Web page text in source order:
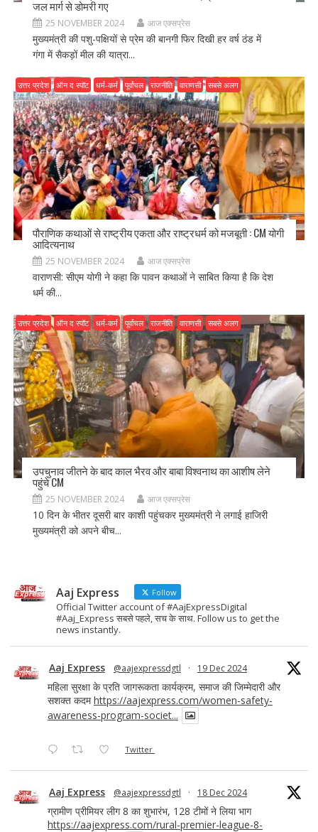
जल मार्ग से डोमरी गए
25 NOVEMBER 2024 आज एक्सप्रेस
मुख्यमंत्री की पशु-पक्षियों से प्रेम की बानगी फिर दिखी हर वर्ष ठंड में
गंगा में सैकड़ों मील की यात्रा...
उत्तर प्रदेश ऑन द स्पॉट धर्म-कर्म पूर्वांचल राजनीति वाराणसी सबसे अलग
पौराणिक कथाओं से राष्ट्रीय एकता और राष्ट्रधर्म को मजबूती : CM योगी
आदित्यनाथ
25 NOVEMBER 2024 आज एक्सप्रेस
वाराणसी: सीएम योगी ने कहा कि पावन कथाओं ने साबित किया है कि देश
धर्म की...
उत्तर प्रदेश ऑन द स्पॉट धर्म-कर्म पूर्वांचल राजनीति वाराणसी सबसे अलग
उपचुनाव जीतने के बाद काल भैरव और बाबा विश्वनाथ का आशीष लेने
पहुंचे CM
25 NOVEMBER 2024 आज एक्सप्रेस
10 दिन के भीतर दूसरी बार काशी पहुंचकर मुख्यमंत्री ने लगाई हाजिरी
मुख्यमंत्री को अपने बीच...
Aaj Express Follow
Official Twitter account of #AajExpressDigital
#Aaj_Express सबसे पहले, सच के साथ. Follow us to get the
news instantly.
Aaj Express @aajexpressdgtl · 19 Dec 2024
महिला सुरक्षा के प्रति जागरूकता कार्यक्रम, समाज की जिम्मेदारी और
सशक्त कदमhttps://aajexpress.com/women-safety-
awareness-program-societ...
Twitter
Aaj Express @aajexpressdgtl · 18 Dec 2024
ग्रामीण प्रीमियर लीग 8 का शुभारंभ, 128 टीमों ने लिया भाग
https://aajexpress.com/rural-premier-league-8-